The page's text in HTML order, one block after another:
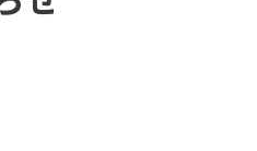
Callsight】 カー用品